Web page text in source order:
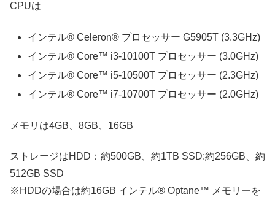
CPUは
インテル® Celeron® プロセッサー G5905T (3.3GHz)
インテル® Core™ i3-10100T プロセッサー (3.0GHz)
インテル® Core™ i5-10500T プロセッサー (2.3GHz)
インテル® Core™ i7-10700T プロセッサー (2.0GHz)
メモリは4GB、8GB、16GB
ストレージはHDD：約500GB、約1TB SSD:約256GB、約
512GB SSD
※HDDの場合は約16GB インテル® Optane™ メモリーを